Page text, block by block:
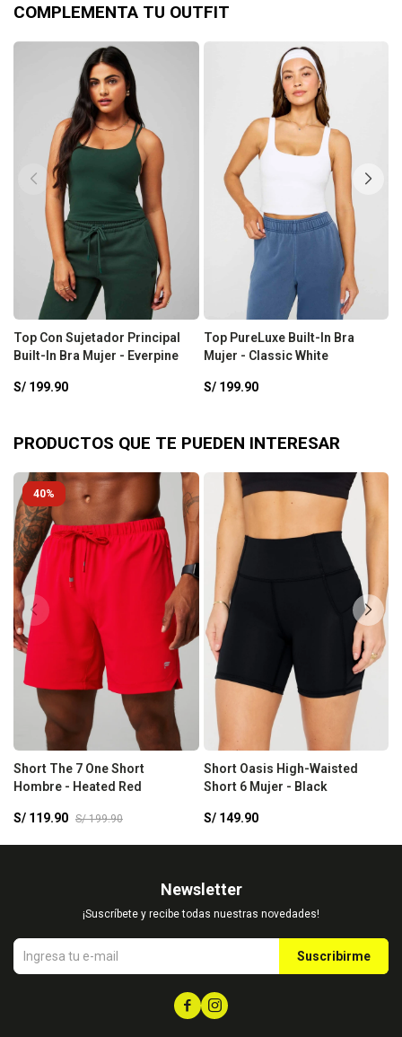
COMPLEMENTA TU OUTFIT
Top Con Sujetador Principal
Built-In Bra Mujer - Everpine
S/ 199.90
Top PureLuxe Built-In Bra
Mujer - Classic White
S/ 199.90
PRODUCTOS QUE TE PUEDEN INTERESAR
40
Short The 7 One Short
Hombre - Heated Red
S/ 119.90 S/ 199.90
Short Oasis High-Waisted
Short 6 Mujer - Black
S/ 149.90
Newsletter
¡Suscríbete y recibe todas nuestras novedades!
Suscribirme
 